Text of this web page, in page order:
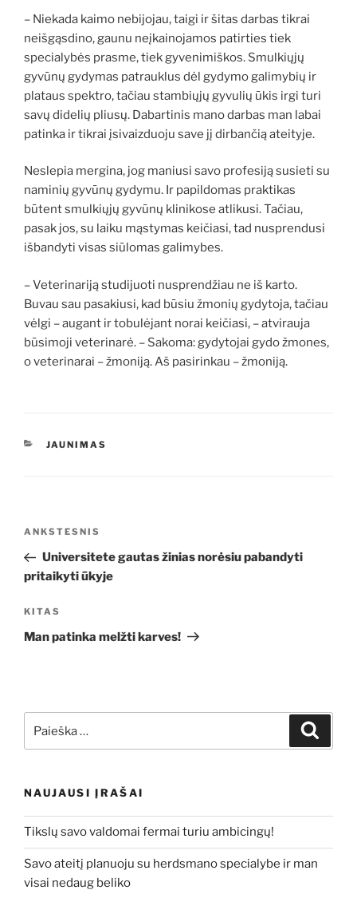
– Niekada kaimo nebijojau, taigi ir šitas darbas tikrai
neišgąsdino, gaunu neįkainojamos patirties tiek
specialybės prasme, tiek gyvenimiškos. Smulkiųjų
gyvūnų gydymas patrauklus dėl gydymo galimybių ir
plataus spektro, tačiau stambiųjų gyvulių ūkis irgi turi
savų didelių pliusų. Dabartinis mano darbas man labai
patinka ir tikrai įsivaizduoju save jį dirbančią ateityje.
Neslepia mergina, jog maniusi savo profesiją susieti su
naminių gyvūnų gydymu. Ir papildomas praktikas
būtent smulkiųjų gyvūnų klinikose atlikusi. Tačiau,
pasak jos, su laiku mąstymas keičiasi, tad nusprendusi
išbandyti visas siūlomas galimybes.
– Veterinariją studijuoti nusprendžiau ne iš karto.
Buvau sau pasakiusi, kad būsiu žmonių gydytoja, tačiau
vėlgi – augant ir tobulėjant norai keičiasi, – atvirauja
būsimoji veterinarė. – Sakoma: gydytojai gydo žmones,
o veterinarai – žmoniją. Aš pasirinkau – žmoniją.
KATEGORIJOS
JAUNIMAS
Navigacija
įrašų
Ankstesnis
įrašas
ANKSTESNIS
Universitete gautas žinias norėsiu pabandyti
pritaikyti ūkyje
Kitas
įrašas
KITAS
Man patinka melžti karves!
NAUJAUSI ĮRAŠAI
Tikslų savo valdomai fermai turiu ambicingų!
Savo ateitį planuoju su herdsmano specialybe ir man
visai nedaug beliko